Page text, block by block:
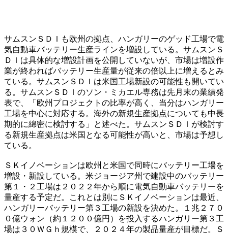
サムスンＳＤＩも欧州の拠点、ハンガリーのゲッド工場で電
気自動車バッテリー生産ラインを増設している。サムスンＳ
ＤＩは具体的な増設計画を公開していないが、市場は増設作
業が終わればバッテリー生産量が従来の倍以上に増えるとみ
ている。サムスンＳＤＩは米国工場新設の可能性も開いてい
る。サムスンＳＤＩのソン・ミカエル専務は先月末の業績発
表で、「欧州プロジェクトの比率が高く、当分はハンガリー
工場を中心に対応する。海外の新規生産拠点についても中長
期的に綿密に検討する」と述べた。サムスンＳＤＩが検討す
る新規生産拠点は米国となる可能性が高いと、市場は予想し
ている。
ＳＫイノベーションは欧州と米国で同時にバッテリー工場を
増設・新設している。米ジョージア州で建設中のバッテリー
第１・２工場は２０２２年から順に電気自動車バッテリーを
量産する予定だ。これとは別にＳＫイノベーションは最近、
ハンガリーバッテリー第３工場の新設を決めた。１兆２７０
０億ウォン（約１２００億円）を投入するハンガリー第３工
場は３０ＷＧｈ規模で、２０２４年の製品量産が目標だ。Ｓ